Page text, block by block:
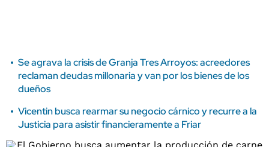
Se agrava la crisis de Granja Tres Arroyos: acreedores
reclaman deudas millonaria y van por los bienes de los
dueños
Vicentin busca rearmar su negocio cárnico y recurre a la
Justicia para asistir financieramente a Friar